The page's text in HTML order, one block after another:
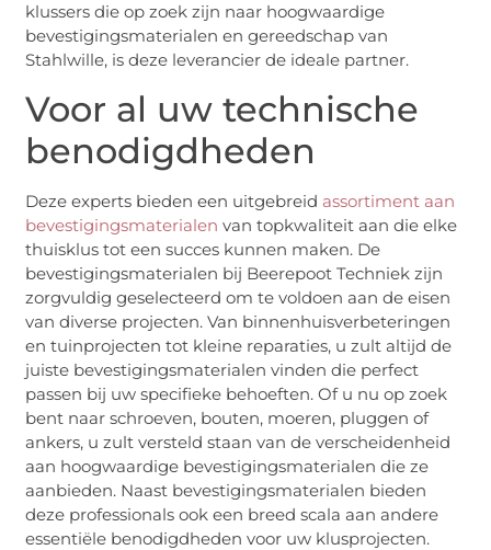
klussers die op zoek zijn naar hoogwaardige
bevestigingsmaterialen en gereedschap van
Stahlwille, is deze leverancier de ideale partner.
Voor al uw technische
benodigdheden
Deze experts bieden een uitgebreid assortiment aan
bevestigingsmaterialen van topkwaliteit aan die elke
thuisklus tot een succes kunnen maken. De
bevestigingsmaterialen bij Beerepoot Techniek zijn
zorgvuldig geselecteerd om te voldoen aan de eisen
van diverse projecten. Van binnenhuisverbeteringen
en tuinprojecten tot kleine reparaties, u zult altijd de
juiste bevestigingsmaterialen vinden die perfect
passen bij uw specifieke behoeften. Of u nu op zoek
bent naar schroeven, bouten, moeren, pluggen of
ankers, u zult versteld staan van de verscheidenheid
aan hoogwaardige bevestigingsmaterialen die ze
aanbieden. Naast bevestigingsmaterialen bieden
deze professionals ook een breed scala aan andere
essentiële benodigdheden voor uw klusprojecten.